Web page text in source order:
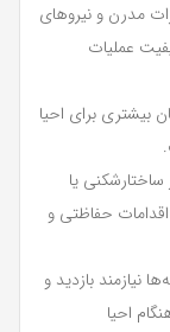
مدرن و نیروهای
عملیات
بیشتری برای احیا
یا
حفاظتی و
نیازمند بازدید و
احیا